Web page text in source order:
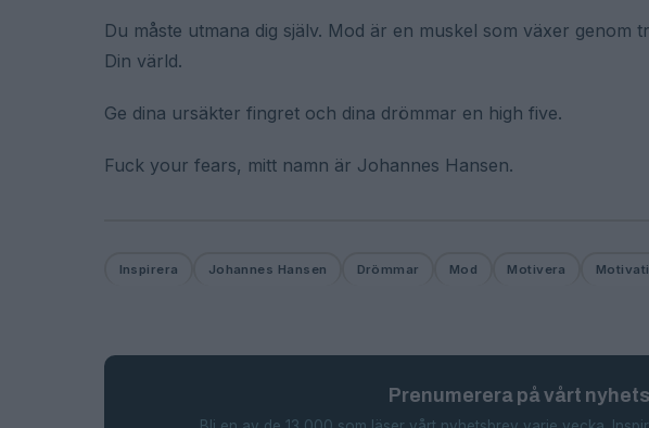
Du måste utmana dig själv. Mod är en muskel som växer genom
Din värld.
Ge dina ursäkter fingret och dina drömmar en high five.
Fuck your fears, mitt namn är Johannes Hansen.
Inspirera Johannes Hansen Drömmar Mod Motivera
Prenumerera på vårt